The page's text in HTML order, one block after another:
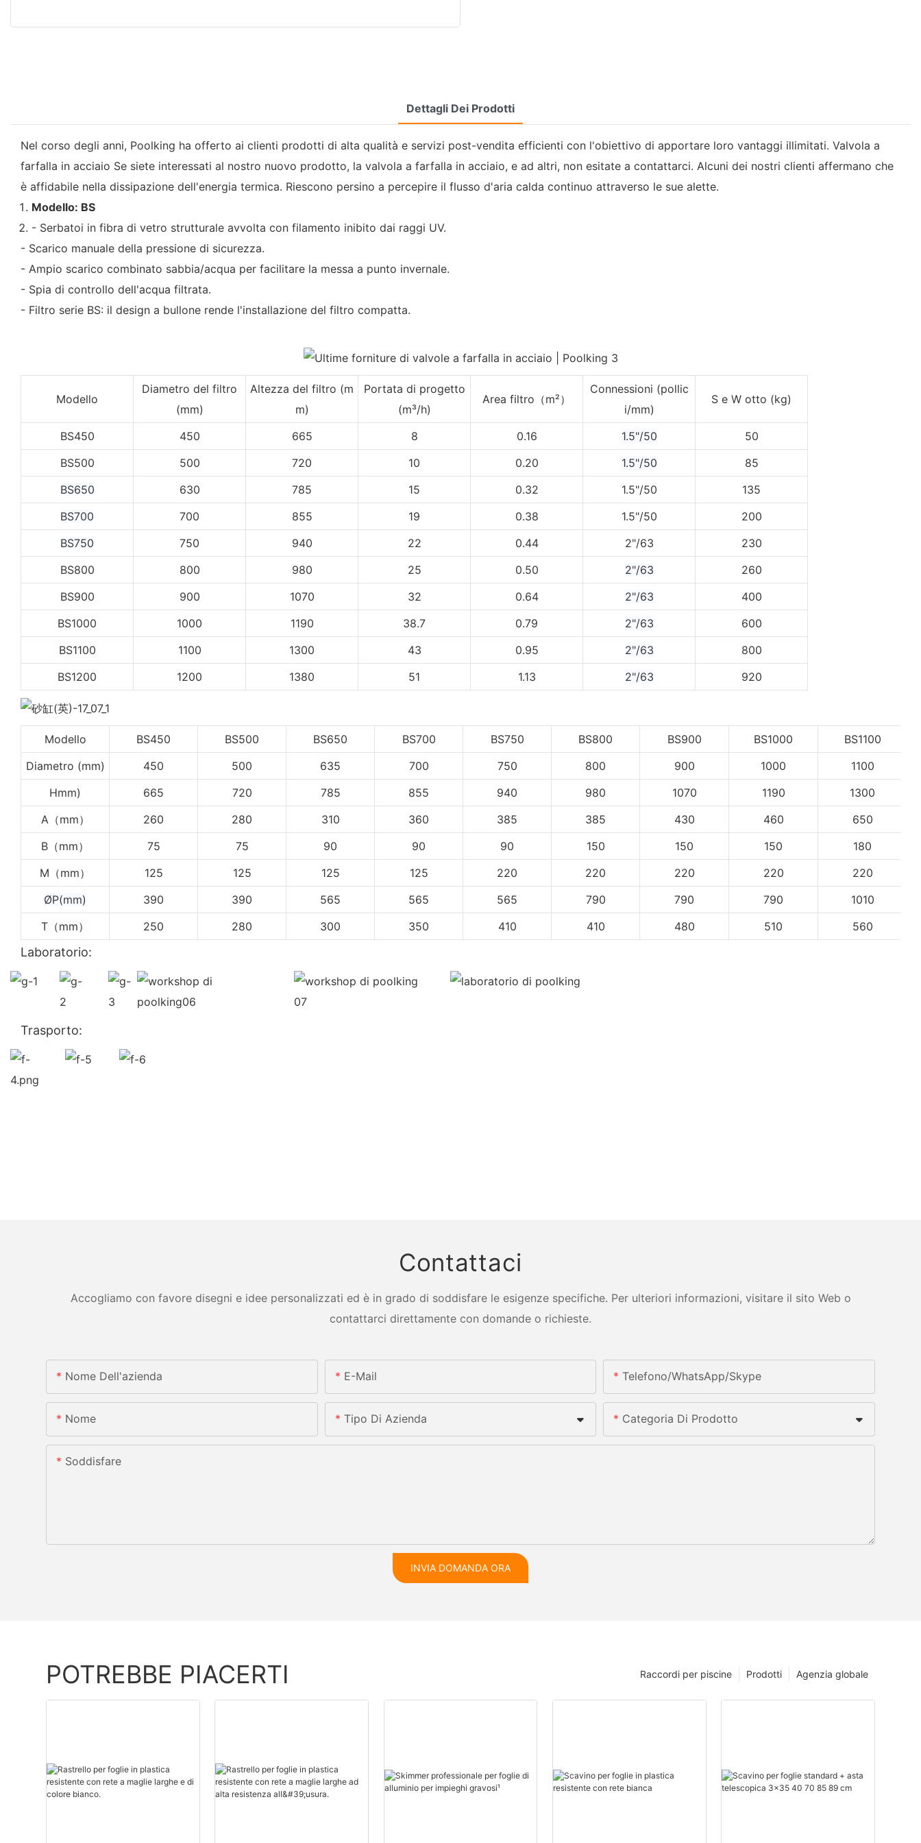
Dettagli Dei Prodotti
Nel corso degli anni, Poolking ha offerto ai clienti prodotti di alta qualità e servizi post-vendita efficienti con l'obiettivo di apportare loro vantaggi illimitati. Valvola a
farfalla in acciaio Se siete interessati al nostro nuovo prodotto, la valvola a farfalla in acciaio, e ad altri, non esitate a contattarci. Alcuni dei nostri clienti affermano che
è affidabile nella dissipazione dell'energia termica. Riescono persino a percepire il flusso d'aria calda continuo attraverso le sue alette.
Modello: BS
- Serbatoi in fibra di vetro strutturale avvolta con filamento inibito dai raggi UV.
- Scarico manuale della pressione di sicurezza.
- Ampio scarico combinato sabbia/acqua per facilitare la messa a punto invernale.
- Spia di controllo dell'acqua filtrata.
- Filtro serie BS: il design a bullone rende l'installazione del filtro compatta.
Modello
Diametro del filtro
(mm)
Altezza del filtro (m
m)
Portata di progetto
(m³/h)
Area filtro（m²）
Connessioni (pollic
i/mm)
S e W otto (kg)
BS450 450 665 8 0.16 1.5"/50
50
BS500
500 720 10 0.20 1.5"/50
85
BS650
630 785 15 0.32 1.5"/50
135
BS700
700 855 19 0.38 1.5"/50
200
BS750
750 940 22 0.44 2"/63
230
BS800
800 980 25 0.50 2"/63
260
BS900
900 1070 32 0.64 2"/63
400
BS1000
1000 1190 38.7 0.79 2"/63
600
BS1100
1100 1300 43 0.95 2"/63
800
BS1200
1200 1380 51 1.13 2"/63 920
Modello BS450 BS500 BS650 BS700 BS750 BS800 BS900 BS1000
BS1100
Diametro (mm)
450 500 635 700 750 800 900 1000
1100
Hmm)
665 720 785 855 940 980 1070 1190
1300
A（mm）
260 280 310 360 385 385 430 460
650
B（mm）
75 75 90 90 90 150 150 150
180
M（mm）
125 125 125 125 220 220 220 220
220
ØP(mm)
390 390 565 565 565 790 790 790
1010
T（mm）
250 280 300 350 410 410 480 510 560
Laboratorio:
Trasporto:
Contattaci
Accogliamo con favore disegni e idee personalizzati ed è in grado di soddisfare le esigenze specifiche. Per ulteriori informazioni, visitare il sito Web o
contattarci direttamente con domande o richieste.
Nome Dell'azienda E-Mail Telefono/whatsApp/skype
Nome Tipo Di Azienda Categoria Di Prodotto
Soddisfare
INVIA DOMANDA ORA
POTREBBE PIACERTI Agenzia globale
Prodotti
Raccordi per piscine